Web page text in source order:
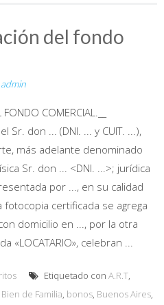
del fondo
admin
COMERCIAL.__
Sr. don ... (DNI. ... y CUIT. ...),
más adelante denominado
Sr. don ... <DNI. ...>; jurídica
por ..., en su calidad
fotocopia certificada se agrega
domicilio en ..., por la otra
celebran ...
Etiquetado con A.R.T,
Bien de Familia, bonos, Buenos Aires,